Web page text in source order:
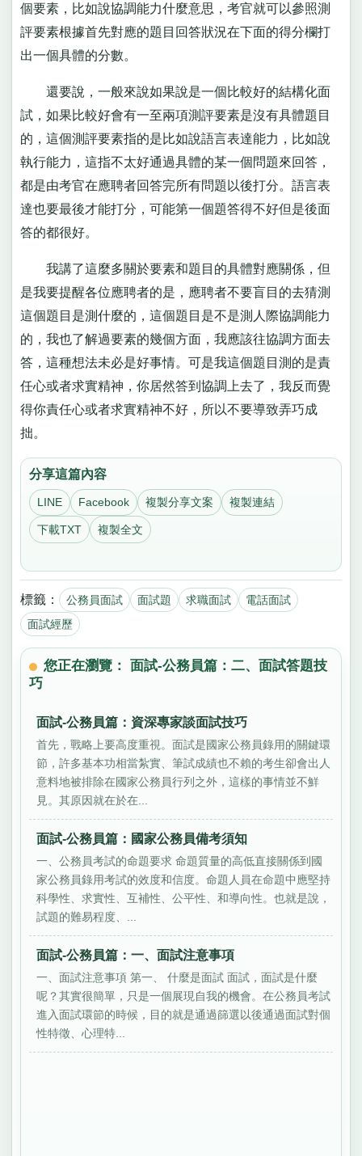
個要素，比如說協調能力什麼意思，考官就可以參照測
評要素根據首先對應的題目回答狀況在下面的得分欄打
出一個具體的分數。
還要說，一般來說如果說是一個比較好的結構化面
試，如果比較好會有一至兩項測評要素是沒有具體題目
的，這個測評要素指的是比如說語言表達能力，比如說
執行能力，這指不太好通過具體的某一個問題來回答，
都是由考官在應聘者回答完所有問題以後打分。語言表
達也要最後才能打分，可能第一個題答得不好但是後面
答的都很好。
我講了這麼多關於要素和題目的具體對應關係，但
是我要提醒各位應聘者的是，應聘者不要盲目的去猜測
這個題目是測什麼的，這個題目是不是測人際協調能力
的，我也了解過要素的幾個方面，我應該往協調方面去
答，這種想法未必是好事情。可是我這個題目測的是責
任心或者求實精神，你居然答到協調上去了，我反而覺
得你責任心或者求實精神不好，所以不要導致弄巧成
拙。
分享這篇內容
LINE Facebook 複製分享文案 複製連結
下載TXT 複製全文
標籤： 公務員面試 面試題 求職面試
電話面試
面試經歷
您正在瀏覽： 面試-公務員篇：二、面試答題技
巧
面試-公務員篇：資深專家談面試技巧
首先，戰略上要高度重視。面試是國家公務員錄用的關鍵環
節，許多基本功相當紮實、筆試成績也不賴的考生卻會出人
意料地被排除在國家公務員行列之外，這樣的事情並不鮮
見。其原因就在於在...
面試-公務員篇：國家公務員備考須知
一、公務員考試的命題要求 命題質量的高低直接關係到國
家公務員錄用考試的效度和信度。命題人員在命題中應堅持
科學性、求實性、互補性、公平性、和導向性。也就是說，
試題的難易程度、...
面試-公務員篇：一、面試注意事項
一、面試注意事項 第一、 什麼是面試 面試，面試是什麼
呢？其實很簡單，只是一個展現自我的機會。在公務員考試
進入面試環節的時候，目的就是通過篩選以後通過面試對個
性特徵、心理特...